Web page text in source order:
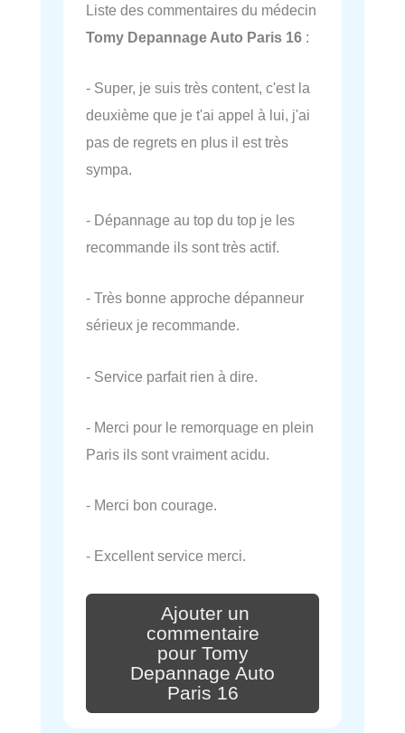
Liste des commentaires du médecin
Tomy Depannage Auto Paris 16 :
- Super, je suis très content, c'est la
deuxième que je t'ai appel à lui, j'ai
pas de regrets en plus il est très
sympa.
- Dépannage au top du top je les
recommande ils sont très actif.
- Très bonne approche dépanneur
sérieux je recommande.
- Service parfait rien à dire.
- Merci pour le remorquage en plein
Paris ils sont vraiment acidu.
- Merci bon courage.
- Excellent service merci.
Ajouter un
commentaire
pour Tomy
Depannage Auto
Paris 16